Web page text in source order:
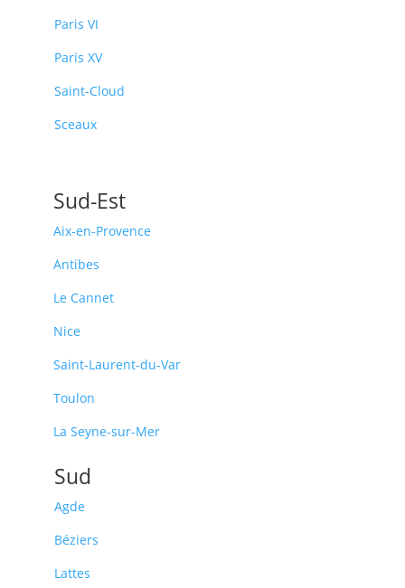
Paris VI
Paris XV
Saint-Cloud
Sceaux
Sud-Est
Aix-en-Provence
Antibes
Le Cannet
Nice
Saint-Laurent-du-Var
Toulon
La Seyne-sur-Mer
Sud
Agde
Béziers
Lattes